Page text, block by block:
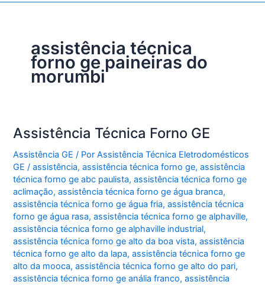
assistência técnica
forno ge paineiras do
morumbi
Assistência Técnica Forno GE
Assistência GE / PorAssistência Técnica Eletrodomésticos
GE/assistência,assistência técnica forno ge,assistência
técnica forno ge abc paulista,assistência técnica forno ge
aclimação,assistência técnica forno ge água branca,
assistência técnica forno ge água fria,assistência técnica
forno ge água rasa,assistência técnica forno ge alphaville,
assistência técnica forno ge alphaville industrial,
assistência técnica forno ge alto da boa vista,assistência
técnica forno ge alto da lapa,assistência técnica forno ge
alto da mooca,assistência técnica forno ge alto do pari,
assistência técnica forno ge anália franco,assistência